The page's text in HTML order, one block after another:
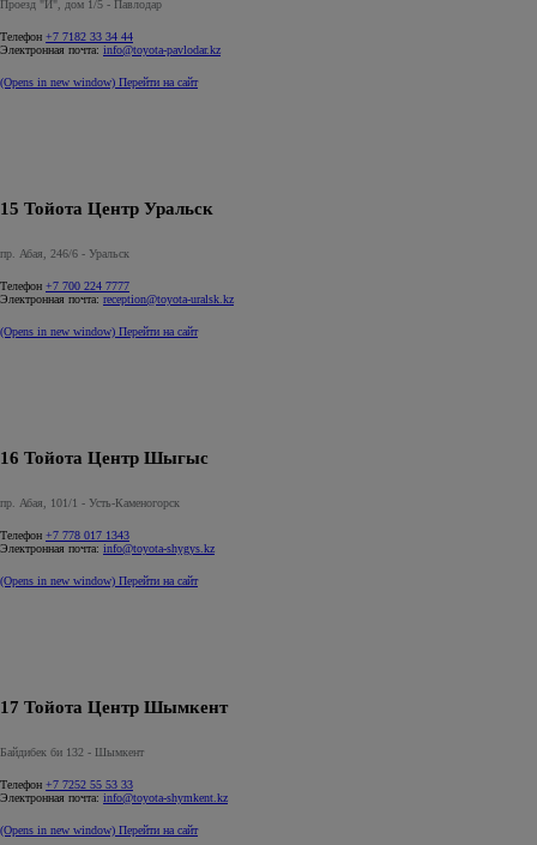
Проезд "И", дом 1/5 - Павлодар
Телефон +7 7182 33 34 44
Электронная почта: info@toyota-pavlodar.kz
(Opens in new window) Перейти на сайт
15 Тойота Центр Уральск
пр. Абая, 246/6 - Уральск
Телефон +7 700 224 7777
Электронная почта: reception@toyota-uralsk.kz
(Opens in new window) Перейти на сайт
16 Тойота Центр Шыгыс
пр. Абая, 101/1 - Усть-Каменогорск
Телефон +7 778 017 1343
Электронная почта: info@toyota-shygys.kz
(Opens in new window) Перейти на сайт
17 Тойота Центр Шымкент
Байдибек би 132 - Шымкент
Телефон +7 7252 55 53 33
Электронная почта: info@toyota-shymkent.kz
(Opens in new window) Перейти на сайт